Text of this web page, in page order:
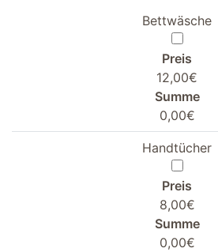
Bettwäsche
Preis
12,00€
Summe
0,00€
Handtücher
Preis
8,00€
Summe
0,00€